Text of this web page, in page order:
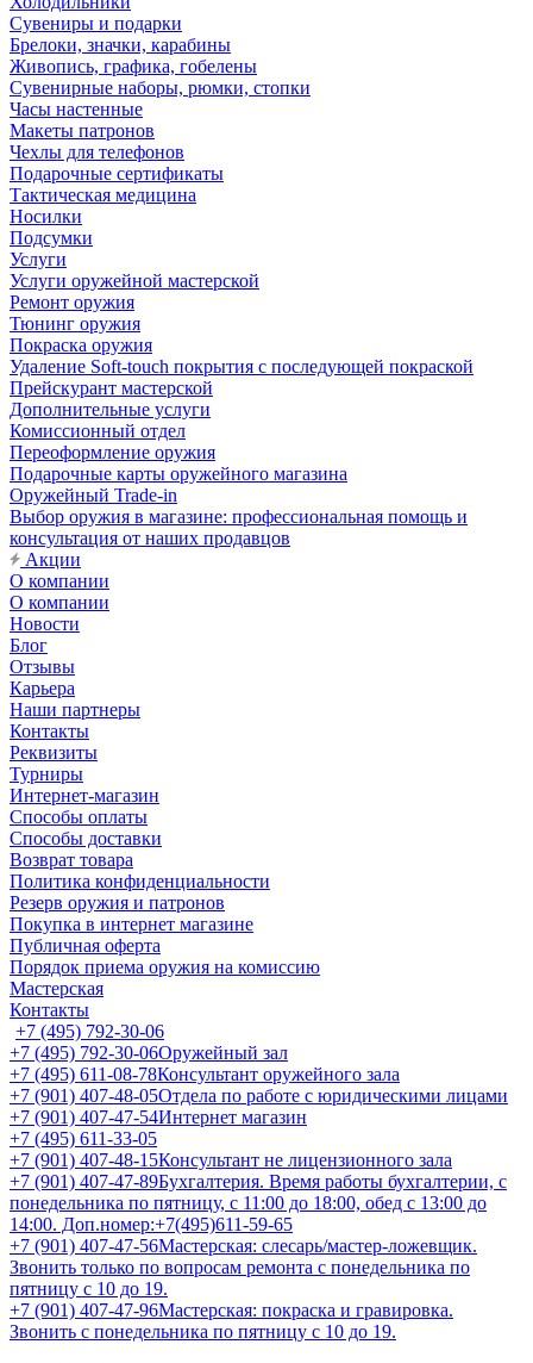
Сувениры и подарки
Брелоки, значки, карабины
Живопись, графика, гобелены
Сувенирные наборы, рюмки, стопки
Часы настенные
Макеты патронов
Чехлы для телефонов
Подарочные сертификаты
Тактическая медицина
Носилки
Подсумки
Услуги
Услуги оружейной мастерской
Ремонт оружия
Тюнинг оружия
Покраска оружия
Удаление Soft-touch покрытия с последующей покраской
Прейскурант мастерской
Дополнительные услуги
Комиссионный отдел
Переоформление оружия
Подарочные карты оружейного магазина
Оружейный Trade-in
Выбор оружия в магазине: профессиональная помощь и
консультация от наших продавцов
Акции
О компании
О компании
Новости
Блог
Отзывы
Карьера
Наши партнеры
Контакты
Реквизиты
Турниры
Интернет-магазин
Способы оплаты
Способы доставки
Возврат товара
Политика конфиденциальности
Резерв оружия и патронов
Покупка в интернет магазине
Публичная оферта
Порядок приема оружия на комиссию
Мастерская
Контакты
+7 (495) 792-30-06
+7 (495) 792-30-06Оружейный зал
+7 (495) 611-08-78Консультант оружейного зала
+7 (901) 407-48-05Отдела по работе с юридическими лицами
+7 (901) 407-47-54Интернет магазин
+7 (495) 611-33-05
+7 (901) 407-48-15Консультант не лицензионного зала
+7 (901) 407-47-89Бухгалтерия. Время работы бухгалтерии, с
понедельника по пятницу, с 11:00 до 18:00, обед с 13:00 до
14:00. Доп.номер:+7(495)611-59-65
+7 (901) 407-47-56Мастерская: слесарь/мастер-ложевщик.
Звонить только по вопросам ремонта с понедельника по
пятницу с 10 до 19.
+7 (901) 407-47-96Мастерская: покраска и гравировка.
Звонить с понедельника по пятницу с 10 до 19.